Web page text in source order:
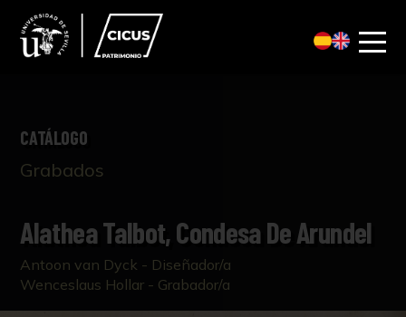
CATÁLOGO
Grabados
Alathea Talbot, Condesa De Arundel
Antoon van Dyck - Diseñador/a
Wenceslaus Hollar - Grabador/a